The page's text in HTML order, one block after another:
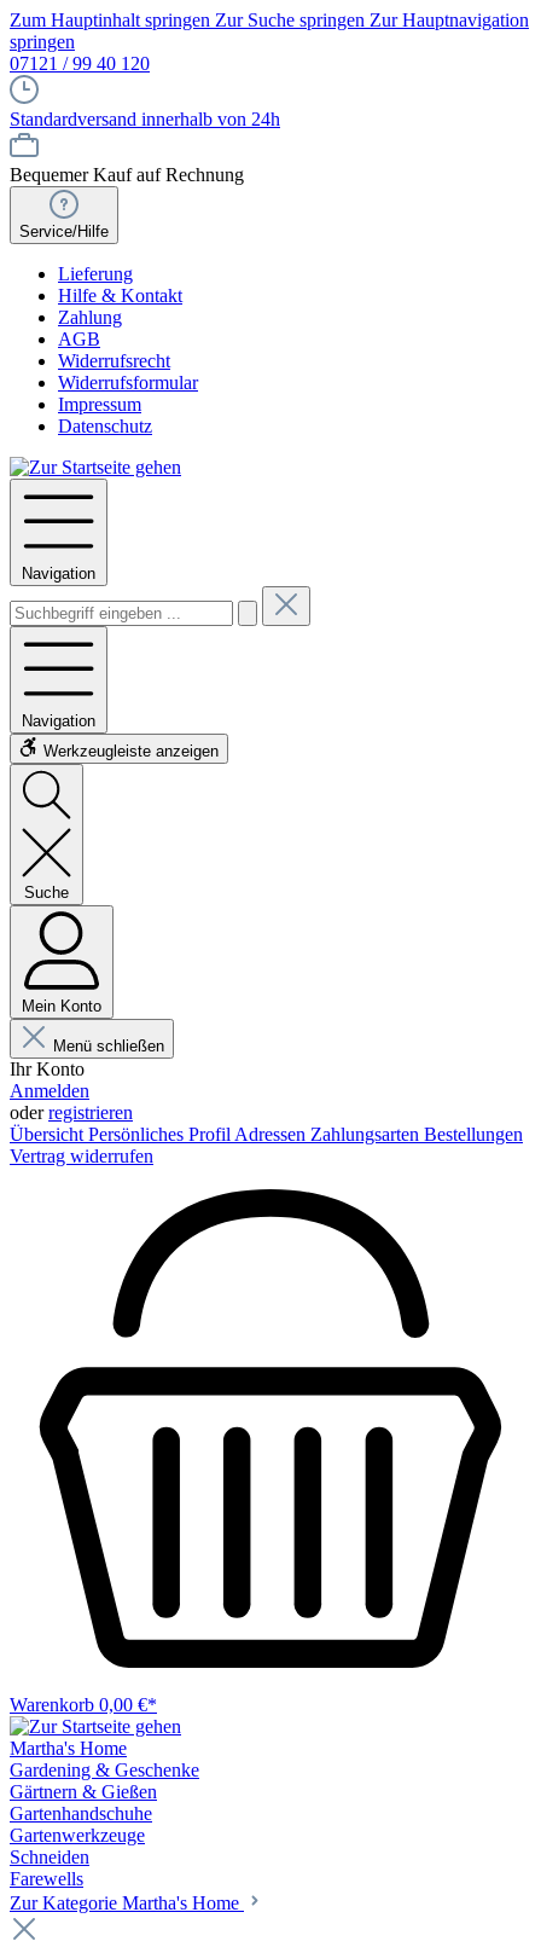
Zum Hauptinhalt springen Zur Suche springen Zur Hauptnavigation
springen
07121 / 99 40 120
Standardversand innerhalb von 24h
Bequemer Kauf auf Rechnung
Service/Hilfe
Lieferung
Hilfe & Kontakt
Zahlung
AGB
Widerrufsrecht
Widerrufsformular
Impressum
Datenschutz
Navigation
Navigation
Werkzeugleiste anzeigen
Suche
Mein Konto
Menü schließen
Ihr Konto
Anmelden
oderregistrieren
Übersicht Persönliches Profil Adressen Zahlungsarten Bestellungen
Vertrag widerrufen
Warenkorb 0,00 €*
Martha's Home
Gardening & Geschenke
Gärtnern & Gießen
Gartenhandschuhe
Gartenwerkzeuge
Schneiden
Farewells
Zur Kategorie Martha's Home